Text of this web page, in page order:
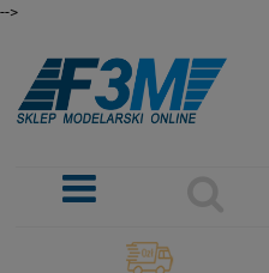
-->